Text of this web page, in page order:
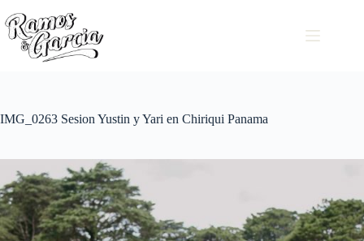
IMG_0263 Sesion Yustin y Yari en Chiriqui Panama